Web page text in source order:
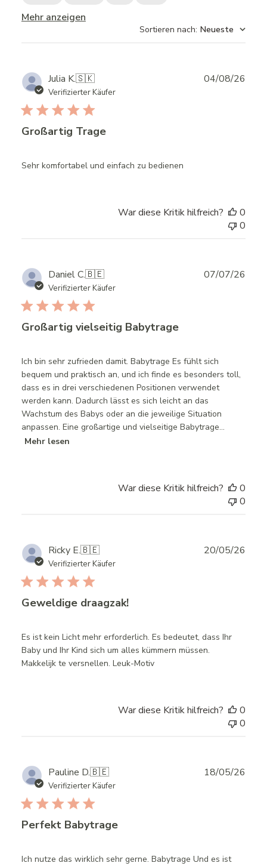
Mehr anzeigen
Sortieren nach: Neueste
Julia K.🇸🇰
Verifizierter Käufer
Großartig Trage
Sehr komfortabel und einfach zu bedienen
04/08/26
War diese Kritik hilfreich?
0
0
Daniel C.🇧🇪
Verifizierter Käufer
Großartig vielseitig Babytrage
Ich bin sehr zufrieden damit. Babytrage Es fühlt sich
bequem und praktisch an, und ich finde es besonders toll,
dass es in drei verschiedenen Positionen verwendet
werden kann. Dadurch lässt es sich leicht an das
Wachstum des Babys oder an die jeweilige Situation
anpassen. Eine großartige und vielseitige Babytrage...
Mehr lesen
07/07/26
War diese Kritik hilfreich?
0
0
Ricky E.🇧🇪
Verifizierter Käufer
Geweldige draagzak!
Es ist kein Licht mehr erforderlich. Es bedeutet, dass Ihr
Baby und Ihr Kind sich um alles kümmern müssen.
Makkelijk te versnellen. Leuk-Motiv
20/05/26
War diese Kritik hilfreich?
0
0
Pauline D.🇧🇪
Verifizierter Käufer
Perfekt Babytrage
Ich nutze das wirklich sehr gerne. Babytrage Und es ist
18/05/26